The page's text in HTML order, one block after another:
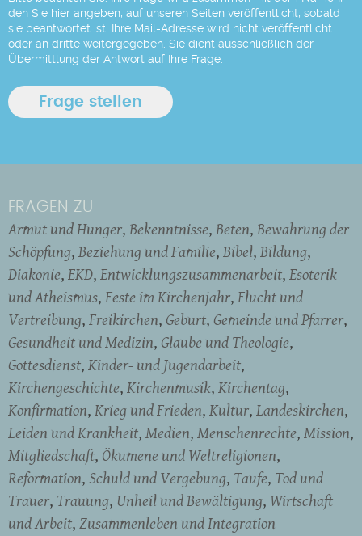
den Sie hier angeben, auf unseren Seiten veröffentlicht, sobald
sie beantwortet ist. Ihre Mail-Adresse wird nicht veröffentlicht
oder an dritte weitergegeben. Sie dient ausschließlich der
Übermittlung der Antwort auf Ihre Frage.
FRAGEN ZU
Armut und Hunger Bekenntnisse Beten Bewahrung der
Schöpfung Beziehung und Familie Bibel Bildung
Diakonie EKD Entwicklungszusammenarbeit Esoterik
und Atheismus Feste im Kirchenjahr Flucht und
Vertreibung Freikirchen Geburt Gemeinde und Pfarrer
Gesundheit und Medizin Glaube und Theologie
Gottesdienst Kinder- und Jugendarbeit
Kirchengeschichte Kirchenmusik Kirchentag
Konfirmation Krieg und Frieden Kultur Landeskirchen
Leiden und Krankheit Medien Menschenrechte Mission
Mitgliedschaft Ökumene und Weltreligionen
Reformation Schuld und Vergebung Taufe Tod und
Trauer Trauung Unheil und Bewältigung Wirtschaft
und Arbeit Zusammenleben und Integration